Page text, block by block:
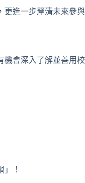
更進一步釐清未來參與
機會深入了解並善用校
！